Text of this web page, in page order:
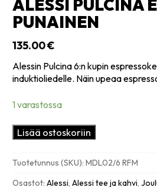
ALESSI PULCINA
PUNAINEN
135.00€
Alessin Pulcina 6:n kupin
induktioliedelle. Näin upeaa
1 varastossa
Alessi
Pulcina
induktio,
6:n
Lisää ostoskoriin
Tuotetunnus (SKU):MDL02/6 RFM
Osastot:Alessi,Alessi tee ja kahvi,